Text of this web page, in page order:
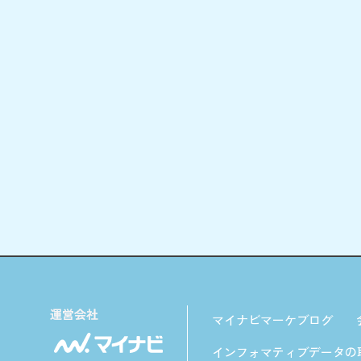
マイナビマーケブログ
インフォマティブデータ